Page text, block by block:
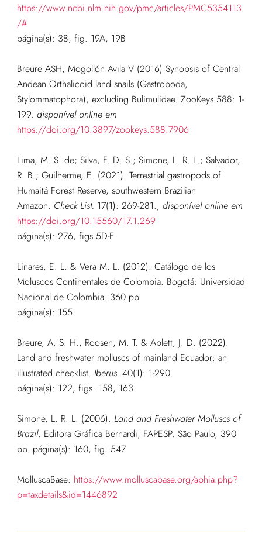
https://www.ncbi.nlm.nih.gov/pmc/articles/PMC5354113
/#
página(s): 38, fig. 19A, 19B
Breure ASH, Mogollón Avila V (2016) Synopsis of Central
Andean Orthalicoid land snails (Gastropoda,
Stylommatophora), excluding Bulimulidae. ZooKeys 588: 1-
199. disponível online em
https://doi.org/10.3897/zookeys.588.7906
Lima, M. S. de; Silva, F. D. S.; Simone, L. R. L.; Salvador,
R. B.; Guilherme, E. (2021). Terrestrial gastropods of
Humaitá Forest Reserve, southwestern Brazilian
Amazon. Check List. 17(1): 269-281., disponível online em
https://doi.org/10.15560/17.1.269
página(s): 276, figs 5D-F
Linares, E. L. & Vera M. L. (2012). Catálogo de los
Moluscos Continentales de Colombia. Bogotá: Universidad
Nacional de Colombia. 360 pp.
página(s): 155
Breure, A. S. H., Roosen, M. T. & Ablett, J. D. (2022).
Land and freshwater molluscs of mainland Ecuador: an
illustrated checklist. Iberus. 40(1): 1-290.
página(s): 122, figs. 158, 163
Simone, L. R. L. (2006). Land and Freshwater Molluscs of
Brazil. Editora Gráfica Bernardi, FAPESP. São Paulo, 390
pp. página(s): 160, fig. 547
MolluscaBase: https://www.molluscabase.org/aphia.php?
p=taxdetails&id=1446892